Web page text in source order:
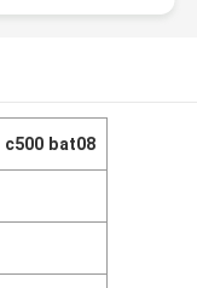
c500 bat08